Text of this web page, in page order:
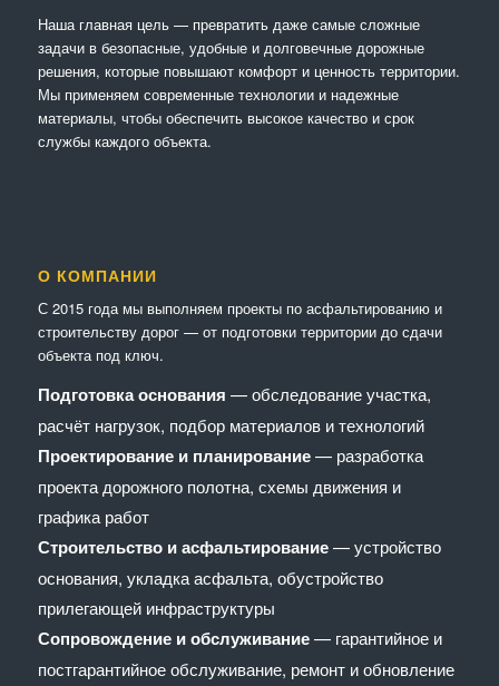
Наша главная цель — превратить даже самые сложные
задачи в безопасные, удобные и долговечные дорожные
решения, которые повышают комфорт и ценность территории.
Мы применяем современные технологии и надежные
материалы, чтобы обеспечить высокое качество и срок
службы каждого объекта.
О КОМПАНИИ
С 2015 года мы выполняем проекты по асфальтированию и
строительству дорог — от подготовки территории до сдачи
объекта под ключ.
Подготовка основания — обследование участка,
расчёт нагрузок, подбор материалов и технологий
Проектирование и планирование— разработка
проекта дорожного полотна, схемы движения и
графика работ
Строительство и асфальтирование— устройство
основания, укладка асфальта, обустройство
прилегающей инфраструктуры
Сопровождение и обслуживание— гарантийное и
постгарантийное обслуживание, ремонт и обновление